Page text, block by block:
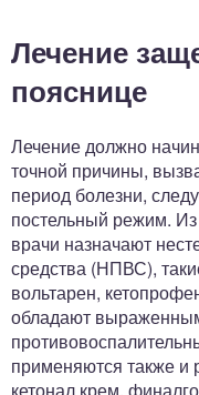
Лечение
пояснице
Лечение должно
точной причины,
период болезни,
постельный режим.
врачи назначают
средства (НПВС),
вольтарен,
обладают
применяются также и